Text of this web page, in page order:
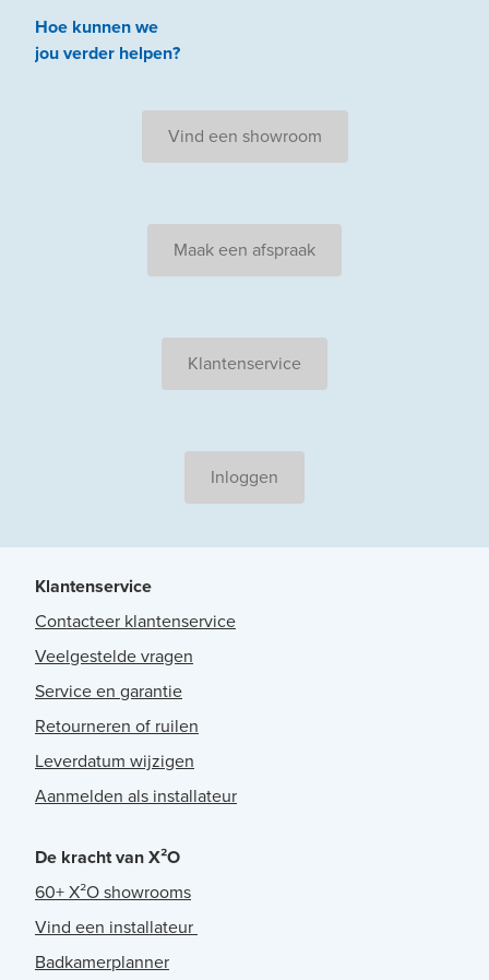
Hoe kunnen we
jouverder helpen?
Vind een showroom
Maak een afspraak
Klantenservice
Inloggen
Klantenservice
Contacteer klantenservice
Veelgestelde vragen
Service en garantie
Retourneren of ruilen
Leverdatum wijzigen
Aanmelden als installateur
De kracht van X²O
60+ X²O showrooms
Vind een installateur
Badkamerplanner